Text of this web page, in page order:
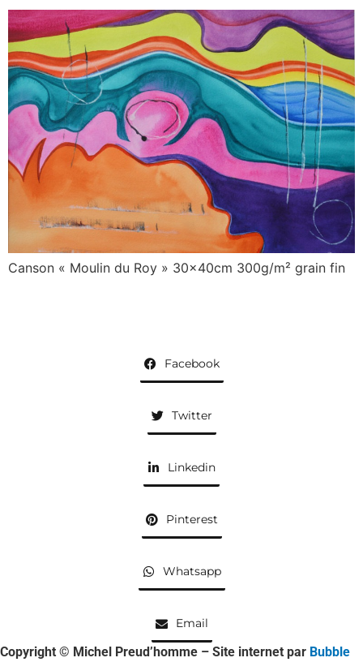
Canson « Moulin du Roy » 30x40cm 300g/m² grain fin
Facebook
Twitter
Linkedin
Pinterest
Whatsapp
Email
Copyright © Michel Preud’homme – Site internet par Bubble